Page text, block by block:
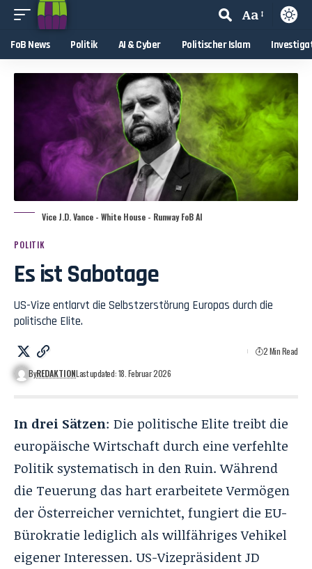
Aa
FoB News Politik AI & Cyber Politischer Islam
Vice J.D. Vance - White House - Runway FoB AI
POLITIK
Es ist Sabotage
US-Vize entlarvt die Selbstzerstörung Europas durch die
politische Elite.
ByREDAKTIONLast updated: 18. Februar 2026
2 Min Read
In drei Sätzen: Die politische Elite treibt die
europäische Wirtschaft durch eine verfehlte
Politik systematisch in den Ruin. Während
die Teuerung das hart erarbeitete Vermögen
der Österreicher vernichtet, fungiert die EU-
Bürokratie lediglich als willfähriges Vehikel
eigener Interessen. US-Vizepräsident JD